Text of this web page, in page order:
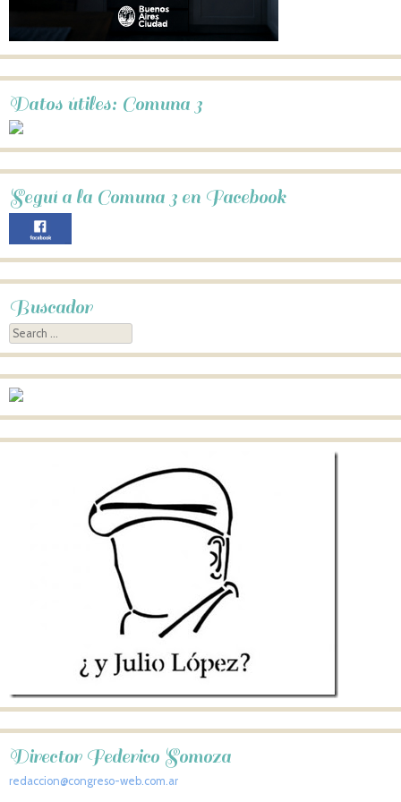
Datos útiles: Comuna 3
Seguí a la Comuna 3 en Facebook
Buscador
Search
Director Federico Somoza
redaccion@congreso-web.com.ar